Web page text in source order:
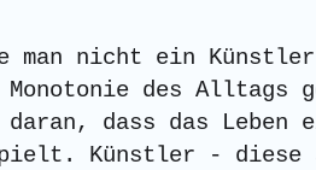
man nicht ein
des Alltags
dass das Leben
Künstler - diese